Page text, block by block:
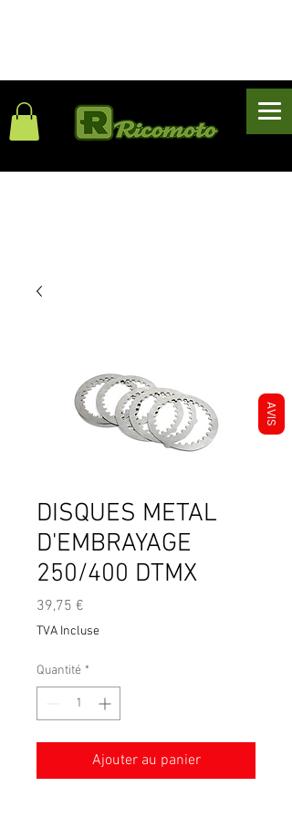
DISQUES METAL
D'EMBRAYAGE
250/400 DTMX
39,75 €
TVA Incluse
Quantité *
Ajouter au panier
AVIS